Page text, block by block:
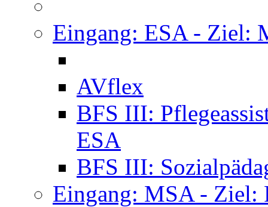
Eingang: ESA - Ziel:
AVflex
BFS III:
ESA
BFS III:
Eingang: MSA - Ziel: